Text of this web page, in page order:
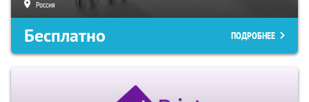
Россия
Бесплатно ПОДРОБНЕЕ